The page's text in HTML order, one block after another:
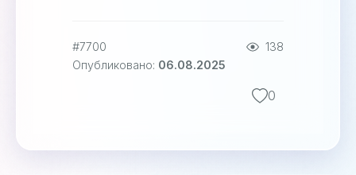
#7700
138
Опубликовано: 06.08.2025
0